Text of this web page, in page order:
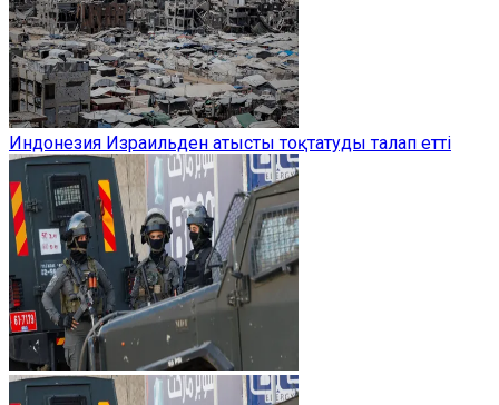
Индонезия Израильден атысты тоқтатуды талап етті